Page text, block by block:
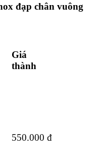
đạp chân vuông
Giá
thành
550.000 đ